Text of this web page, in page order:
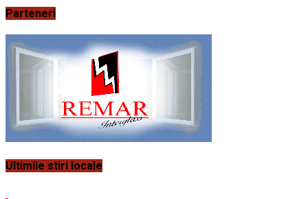
Parteneri
Ultimile stiri locale